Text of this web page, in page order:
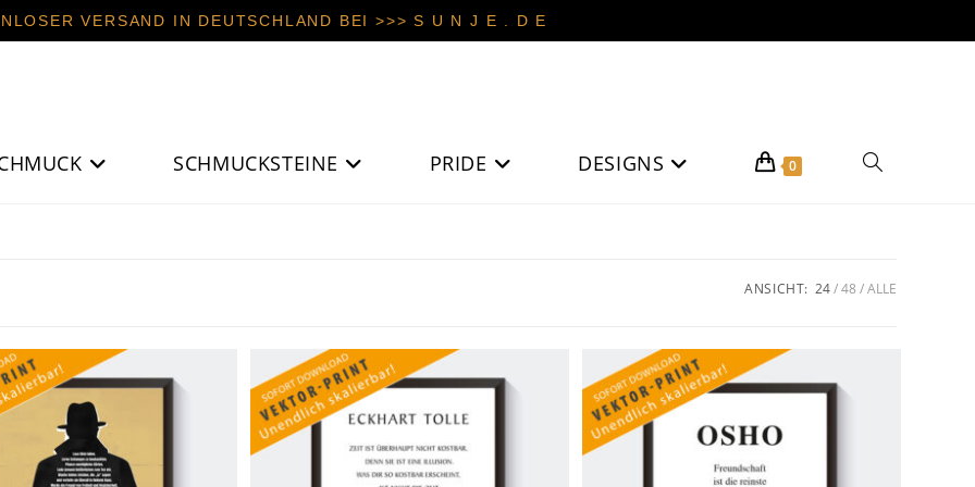
VERSAND IN DEUTSCHLAND BEI >>> S U N J E . D E
SCHMUCKSTEINE PRIDE DESIGNS 0 Website-
ANSICHT: 24 48 ALLE